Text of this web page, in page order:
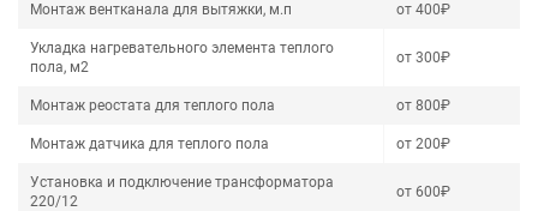
Монтаж вентканала для вытяжки, м.п от 400₽
Укладка нагревательного элемента теплого
пола, м2
от 300₽
Монтаж реостата для теплого пола от 800₽
Монтаж датчика для теплого пола от 200₽
Установка и подключение трансформатора
220/12
от 600₽